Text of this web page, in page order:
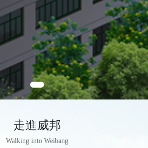
走進威邦
Walking into Weibang